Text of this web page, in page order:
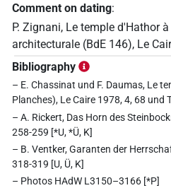
Comment on dating:
P. Zignani, Le temple d'Hathor
architecturale (BdE 146), Le
Bibliography
– E. Chassinat und F. Daumas, Le
Planches), Le Caire 1978, 4, 68 und
– A. Rickert, Das Horn des
258-259 [*U, *Ü, K]
– B. Ventker, Garanten der
318-319 [U, Ü, K]
– Photos HAdW L3150–3166 [*P]